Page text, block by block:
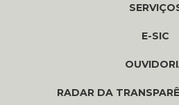
E-SIC
RADAR DA